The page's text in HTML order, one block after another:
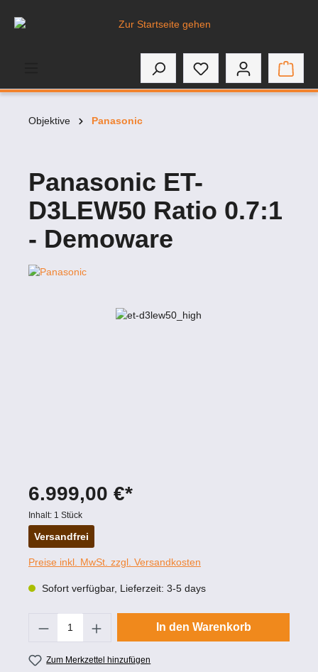
springen
Objektive Panasonic
Panasonic ET-
D3LEW50 Ratio 0.7:1
- Demoware
6.999,00 €*
Inhalt: 1 Stück
Versandfrei
Preise inkl. MwSt. zzgl. Versandkosten
Sofort verfügbar, Lieferzeit: 3-5 days
Produkt Anzahl: Gib den gewünschten
In den Warenkorb
Zum Merkzettel hinzufügen